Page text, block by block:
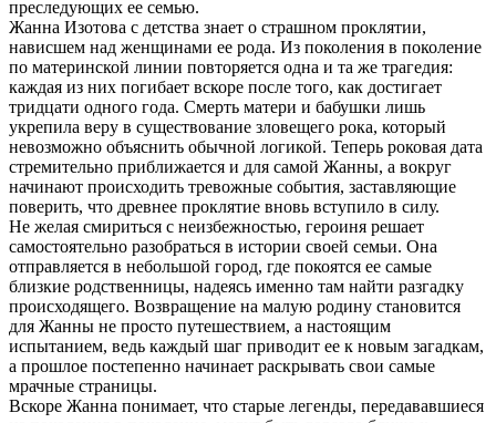
преследующих ее семью.
Жанна Изотова с детства знает о страшном проклятии,
нависшем над женщинами ее рода. Из поколения в поколение
по материнской линии повторяется одна и та же трагедия:
каждая из них погибает вскоре после того, как достигает
тридцати одного года. Смерть матери и бабушки лишь
укрепила веру в существование зловещего рока, который
невозможно объяснить обычной логикой. Теперь роковая дата
стремительно приближается и для самой Жанны, а вокруг
начинают происходить тревожные события, заставляющие
поверить, что древнее проклятие вновь вступило в силу.
Не желая смириться с неизбежностью, героиня решает
самостоятельно разобраться в истории своей семьи. Она
отправляется в небольшой город, где покоятся ее самые
близкие родственницы, надеясь именно там найти разгадку
происходящего. Возвращение на малую родину становится
для Жанны не просто путешествием, а настоящим
испытанием, ведь каждый шаг приводит ее к новым загадкам,
а прошлое постепенно начинает раскрывать свои самые
мрачные страницы.
Вскоре Жанна понимает, что старые легенды, передававшиеся